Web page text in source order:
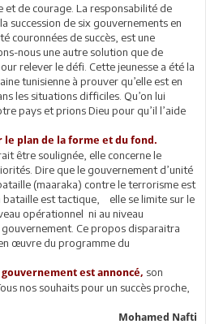
et de courage. La responsabilité de
succession de six gouvernements en
couronnées de succès, est une
nous une autre solution que de
relever le défi. Cette jeunesse a été la
tunisienne à prouver qu’elle est en
les situations difficiles. Qu’on lui
pays et prions Dieu pour qu’il l’aide
le plan de la forme et du fond.
être soulignée, elle concerne le
Dire que le gouvernement d’unité
(maaraka) contre le terrorisme est
bataille est tactique, elle se limite sur le
opérationnel ni au niveau
Ce propos disparaitra
œuvre du programme du
est annoncé, son
nos souhaits pour un succès proche,
Mohamed Nafti